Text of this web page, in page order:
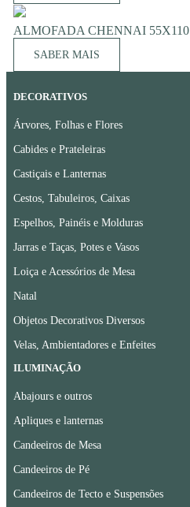
ALMOFADA CHENNAI 55X110
SABER MAIS
DECORATIVOS
Árvores, Folhas e Flores
Cabides e Prateleiras
Castiçais e Lanternas
Cestos, Tabuleiros, Caixas
Espelhos, Painéis e Molduras
Jarras e Taças, Potes e Vasos
Loiça e Acessórios de Mesa
Natal
Objetos Decorativos Diversos
Velas, Ambientadores e Enfeites
ILUMINAÇÃO
Abajours e outros
Apliques e lanternas
Candeeiros de Mesa
Candeeiros de Pé
Candeeiros de Tecto e Suspensões